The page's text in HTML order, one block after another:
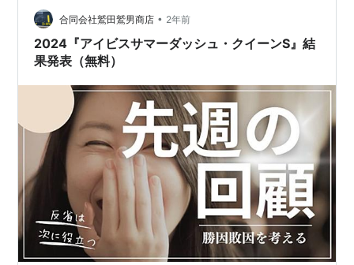
合同会社鷲田鷲男商店 • 2年前
2024『アイビスサマーダッシュ・クイーンS』結
果発表（無料）